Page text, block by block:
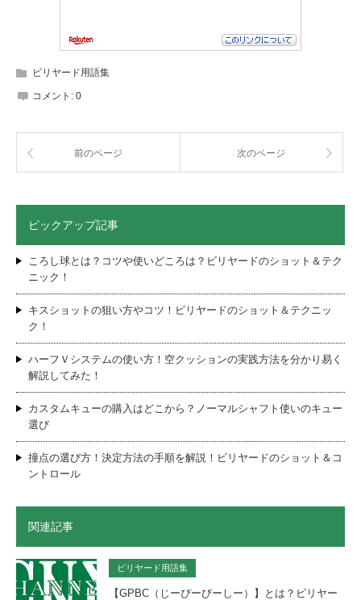
ビリヤード用語集
コメント: 0
前のページ 次のページ
ピックアップ記事
ころし球とは？コツや使いどころは？ビリヤードのショット＆テク
ニック！
キスショットの狙い方やコツ！ビリヤードのショット＆テクニッ
ク！
ハーフＶシステムの使い方！空クッションの実践方法を分かり易く
解説してみた！
カスタムキューの購入はどこから？ノーマルシャフト使いのキュー
選び
撞点の選び方！決定方法の手順を解説！ビリヤードのショット＆コ
ントロール
関連記事
ビリヤード用語集
【GPBC（じーぴーびーしー）】とは？ビリヤー